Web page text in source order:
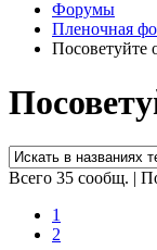
Форумы
Пленочная
Посоветуйте
Всего 35 сообщ. |
1
2